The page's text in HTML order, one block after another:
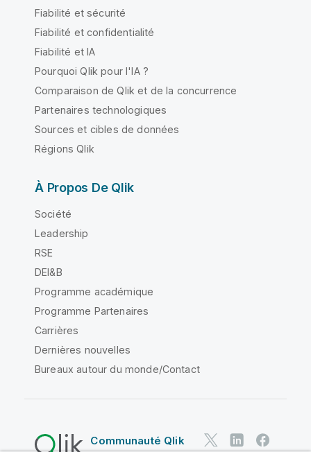
Fiabilité et sécurité
Fiabilité et confidentialité
Fiabilité et IA
Pourquoi Qlik pour l'IA ?
Comparaison de Qlik et de la concurrence
Partenaires technologiques
Sources et cibles de données
Régions Qlik
À Propos De Qlik
Société
Leadership
RSE
DEI&B
Programme académique
Programme Partenaires
Carrières
Dernières nouvelles
Bureaux autour du monde/Contact
Communauté Qlik